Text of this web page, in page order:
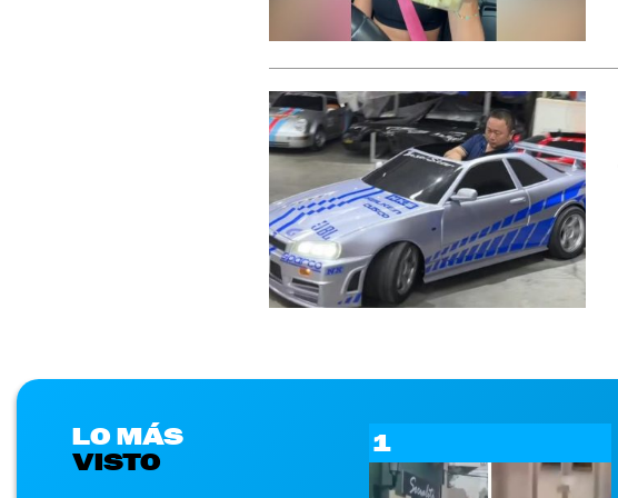
LO MÁS
VISTO
1